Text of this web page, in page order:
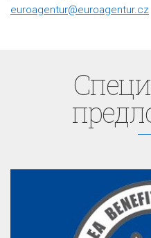
euroagentur@euroagentur.cz